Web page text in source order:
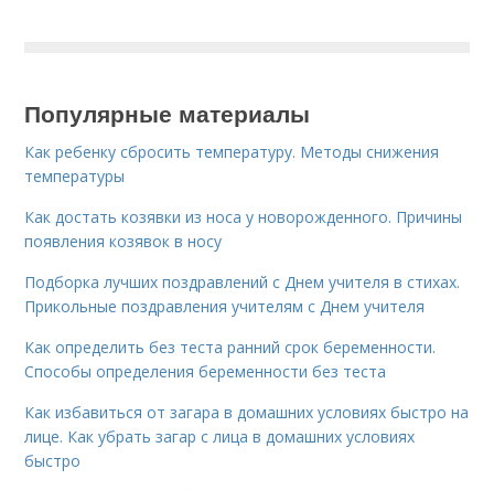
Популярные материалы
Как ребенку сбросить температуру. Методы снижения
температуры
Как достать козявки из носа у новорожденного. Причины
появления козявок в носу
Подборка лучших поздравлений с Днем учителя в стихах.
Прикольные поздравления учителям с Днем учителя
Как определить без теста ранний срок беременности.
Способы определения беременности без теста
Как избавиться от загара в домашних условиях быстро на
лице. Как убрать загар с лица в домашних условиях
быстро